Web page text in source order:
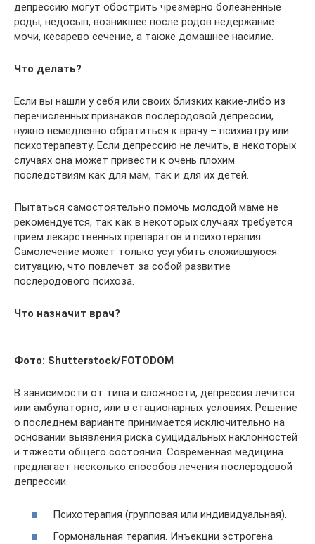
депрессию могут обострить чрезмерно болезненные
роды, недосып, возникшее после родов недержание
мочи, кесарево сечение, а также домашнее насилие.
Что делать?
Если вы нашли у себя или своих близких какие-либо из
перечисленных признаков послеродовой депрессии,
нужно немедленно обратиться к врачу – психиатру или
психотерапевту. Если депрессию не лечить, в некоторых
случаях она может привести к очень плохим
последствиям как для мам, так и для их детей.
Пытаться самостоятельно помочь молодой маме не
рекомендуется, так как в некоторых случаях требуется
прием лекарственных препаратов и психотерапия.
Самолечение может только усугубить сложившуюся
ситуацию, что повлечет за собой развитие
послеродового психоза.
Что назначит врач?
Фото: Shutterstock/FOTODOM
В зависимости от типа и сложности, депрессия лечится
или амбулаторно, или в стационарных условиях. Решение
о последнем варианте принимается исключительно на
основании выявления риска суицидальных наклонностей
и тяжести общего состояния. Современная медицина
предлагает несколько способов лечения послеродовой
депрессии.
Психотерапия (групповая или индивидуальная).
Гормональная терапия. Инъекции эстрогена